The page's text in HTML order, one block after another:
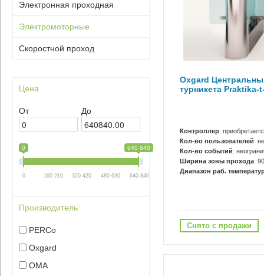
Электронная проходная
Электромоторные
Скоростной проход
Цена
От До
0 640 840
0 160 210 320 420 480 630 640 840
Производитель
PERCo
Oxgard
OMA
Oxgard
турникета Praktika-
Контроллер:
Кол-во пользователей:
Кол-во событий:
Ширина зоны прохода:
Диапазон раб.
Снято с продажи